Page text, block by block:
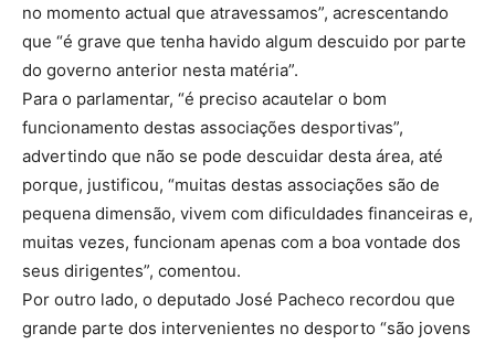
no momento actual que atravessamos”, acrescentando
que “é grave que tenha havido algum descuido por parte
do governo anterior nesta matéria”.
Para o parlamentar, “é preciso acautelar o bom
funcionamento destas associações desportivas”,
advertindo que não se pode descuidar desta área, até
porque, justificou, “muitas destas associações são de
pequena dimensão, vivem com dificuldades financeiras e,
muitas vezes, funcionam apenas com a boa vontade dos
seus dirigentes”, comentou.
Por outro lado, o deputado José Pacheco recordou que
grande parte dos intervenientes no desporto “são jovens